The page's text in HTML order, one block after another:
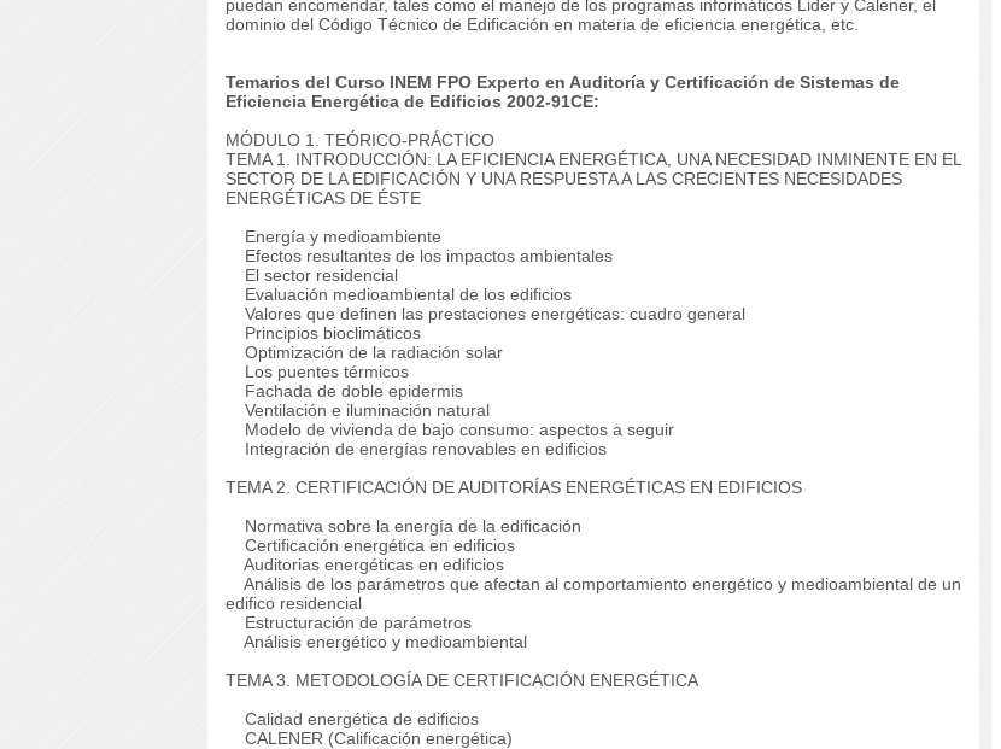
puedan encomendar, tales como el manejo de los programas informáticos Lider y Calener, el
dominio del Código Técnico de Edificación en materia de eficiencia energética, etc.
Temarios del Curso INEM FPO Experto en Auditoría y Certificación de Sistemas de
Eficiencia Energética de Edificios 2002-91CE:
MÓDULO 1. TEÓRICO-PRÁCTICO
TEMA 1. INTRODUCCIÓN: LA EFICIENCIA ENERGÉTICA, UNA NECESIDAD INMINENTE EN EL
SECTOR DE LA EDIFICACIÓN Y UNA RESPUESTA A LAS CRECIENTES NECESIDADES
ENERGÉTICAS DE ÉSTE
Energía y medioambiente
Efectos resultantes de los impactos ambientales
El sector residencial
Evaluación medioambiental de los edificios
Valores que definen las prestaciones energéticas: cuadro general
Principios bioclimáticos
Optimización de la radiación solar
Los puentes térmicos
Fachada de doble epidermis
Ventilación e iluminación natural
Modelo de vivienda de bajo consumo: aspectos a seguir
Integración de energías renovables en edificios
TEMA 2. CERTIFICACIÓN DE AUDITORÍAS ENERGÉTICAS EN EDIFICIOS
Normativa sobre la energía de la edificación
Certificación energética en edificios
Auditorias energéticas en edificios
Análisis de los parámetros que afectan al comportamiento energético y medioambiental de un
edifico residencial
Estructuración de parámetros
Análisis energético y medioambiental
TEMA 3. METODOLOGÍA DE CERTIFICACIÓN ENERGÉTICA
Calidad energética de edificios
CALENER (Calificación energética)